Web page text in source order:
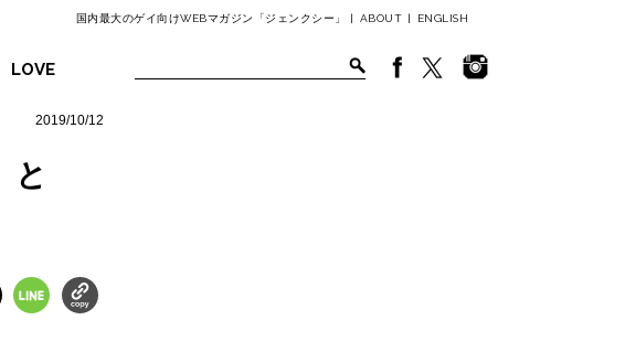
国内最大のゲイ向けWEBマガジン「ジェンクシー」 | ABOUT | ENGLISH
LOVE
2019/10/12
と